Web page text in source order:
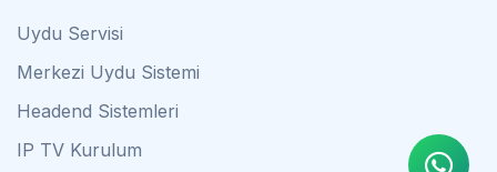
Uydu Servisi
Merkezi Uydu Sistemi
Headend Sistemleri
IP TV Kurulum